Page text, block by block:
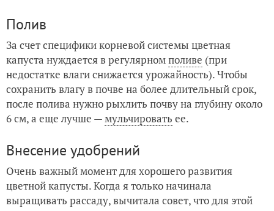
Полив
За счет специфики корневой системы цветная
капуста нуждается в регулярномполиве (при
недостатке влаги снижается урожайность). Чтобы
сохранить влагу в почве на более длительный срок,
после полива нужно рыхлить почву на глубину около
6 см, а еще лучше —мульчировать ее.
Внесение удобрений
Очень важный момент для хорошего развития
цветной капусты. Когда я только начинала
выращивать рассаду, вычитала совет, что для этой